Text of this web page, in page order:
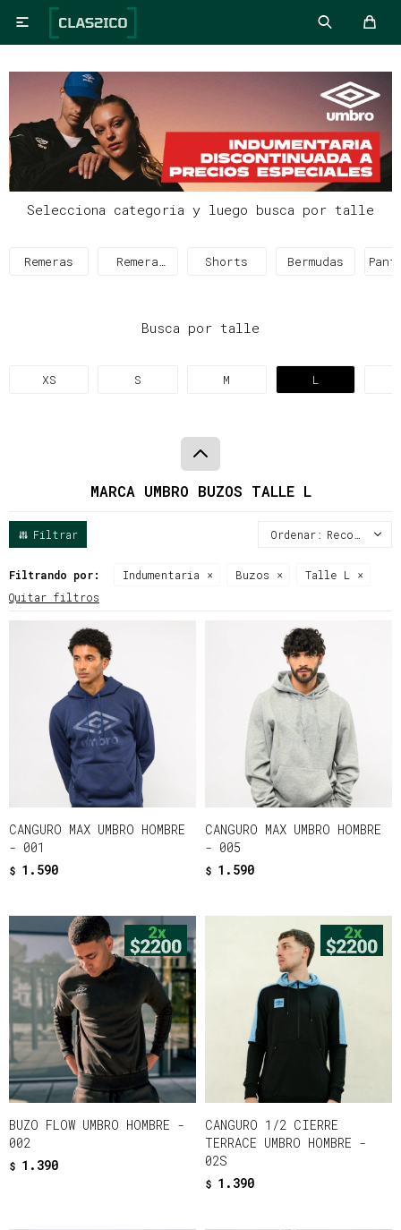

Selecciona categoria y luego busca por talle
Remeras
Remera
Shorts Bermudas
Busca por talle
XS S M L
MARCA UMBRO BUZOS TALLE L
Recomendados
Filtrando por: Indumentaria Buzos
Talle L
Quitar filtros
CANGURO MAX UMBRO HOMBRE
- 001
$ 1.590
CANGURO MAX UMBRO HOMBRE
- 005
$ 1.590
BUZO FLOW UMBRO HOMBRE -
002
$ 1.390
CANGURO 1/2 CIERRE
TERRACE UMBRO HOMBRE -
02S
$ 1.390